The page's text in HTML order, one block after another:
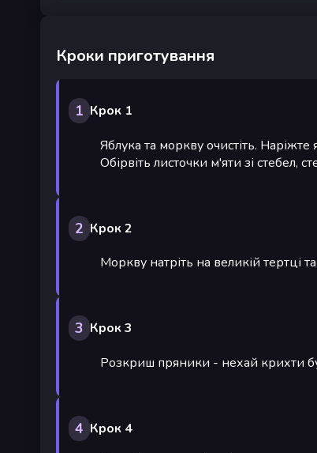
Кроки приготування
1 Крок 1
Яблука та моркву очистіть.
Обірвіть листочки м'яти зі стебел,
2 Крок 2
Моркву натріть на великій тертці
3 Крок 3
Розкриш пряники - нехай крихти
4 Крок 4